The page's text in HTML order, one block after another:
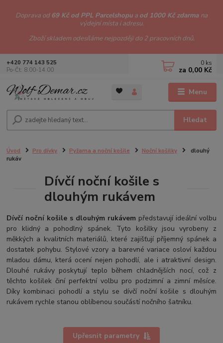
Doprava od69 Kč od PPL Parcelshopu a od 1000 Kč zdarma na
výdejní místa i adresu.
Zboží skladem odesíláme nejpozději do 2 pracovních dnů.
Menu
Hledat
+420 774 143 525
Po-Čt: 8.00-14.00
0 ks
za 0,00 Kč
Úvod Pro dívky Pyžama a noční košile Noční košilky
dlouhý
rukáv
Dívčí noční košile s
dlouhým rukávem
Dívčí noční košile s dlouhým rukávempředstavují ideální volbu
pro klidný a pohodlný spánek. Tyto košilky jsou vyrobeny z
měkkých a kvalitních materiálů, které zajišťují příjemný spánek a
dostatek pohybu. Stylové vzory a barevné variace osloví každou
mladou dámu, která ocení nejen pohodlí, ale i atraktivní design.
Dlouhé rukávy poskytují teplo během chladnějších nocí, což z
těchto košilek činí perfektní volbu pro podzimní a zimní měsíce.
Díky kombinaci pohodlí a stylu se dívčí noční košile s dlouhým
rukávem rychle stanou oblíbenou součástí nočního šatníku.
Upřesnit parametry